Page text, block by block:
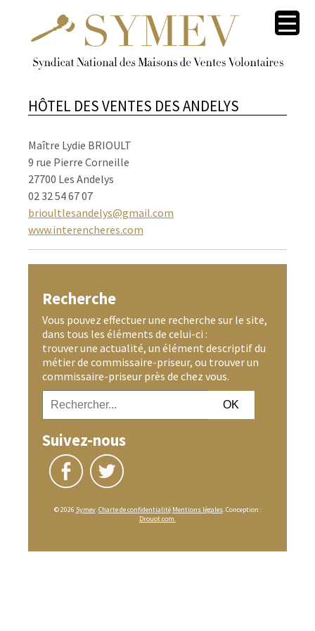
HÔTEL DES VENTES DES ANDELYS
Maître Lydie BRIOULT
9 rue Pierre Corneille
27700 Les Andelys
02 32 54 67 07
brioultlesandelys@gmail.com
www.interencheres.com
Recherche
Vous pouvez effectuer une recherche sur le site,
dans tous les éléments de celui-ci :
trouver une actualité, un élément descriptif du
métier de commissaire-priseur, ou trouver un
commissaire-priseur près de chez vous.
Suivez-nous
© 2026 Symev.Charte de confidentialité Mentions légales. Conception :
Drouot.com.